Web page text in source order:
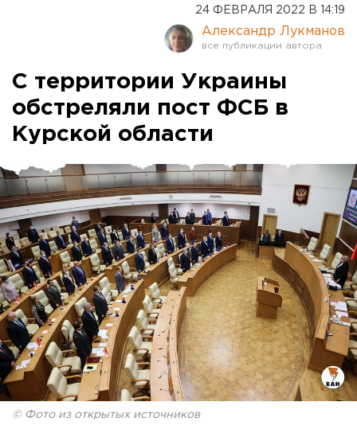
24 ФЕВРАЛЯ 2022 В 14:19
Александр Лукманов
С территории Украины
обстреляли пост ФСБ в
Курской области
© Фото из открытых источников